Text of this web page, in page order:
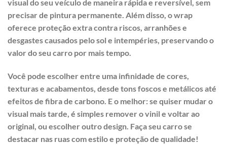
visual do seu veículo de maneira rápida e reversível, sem
precisar de pintura permanente. Além disso, o wrap
oferece proteção extra contra riscos, arranhões e
desgastes causados pelo sol e intempéries, preservando o
valor do seu carro por mais tempo.
Você pode escolher entre uma infinidade de cores,
texturas e acabamentos, desde tons foscos e metálicos até
efeitos de fibra de carbono. E o melhor: se quiser mudar o
visual mais tarde, é simples remover o vinil e voltar ao
original, ou escolher outro design. Faça seu carro se
destacar nas ruas com estilo e proteção de qualidade!